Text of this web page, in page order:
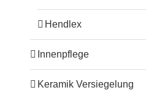
Hendlex
Innenpflege
Keramik Versiegelung